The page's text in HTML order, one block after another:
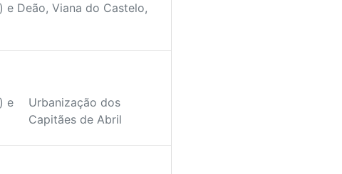
e Deão, Viana do Castelo,
e
Urbanização dos
Capitães de Abril